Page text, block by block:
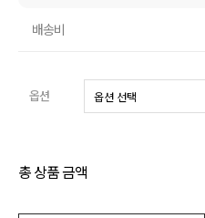
코디템
배송비
옵션
총 상품 금액